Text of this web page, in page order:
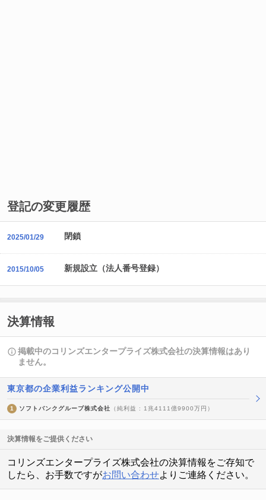
登記の変更履歴
2025/01/29 閉鎖
2015/10/05 新規設立（法人番号登録）
決算情報
掲載中のコリンズエンタープライズ株式会社の決算情報はあり
ません。
東京都の企業利益ランキング公開中
1 ソフトバンクグループ株式会社 （純利益 : 1兆4111億9900万円）
決算情報をご提供ください
コリンズエンタープライズ株式会社の決算情報をご存知で
したら、お手数ですがお問い合わせよりご連絡ください。